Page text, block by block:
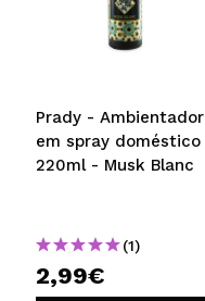
Prady - Ambientador
em spray doméstico
220ml - Musk Blanc
(1)
2,99€